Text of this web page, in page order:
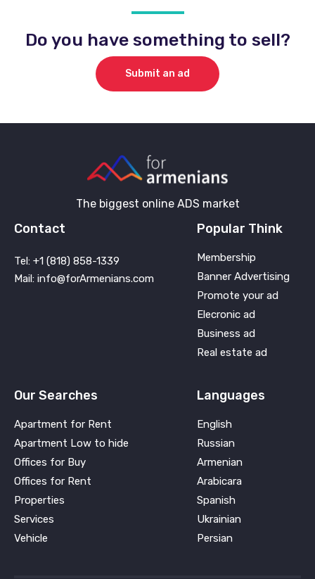
Do you have something to sell?
Submit an ad
The biggest online ADS market
Contact
Tel: +1 (818) 858-1339
Mail: info@forArmenians.com
Popular Think
Membership
Banner Advertising
Promote your ad
Elecronic ad
Business ad
Real estate ad
Our Searches
Apartment for Rent
Apartment Low to hide
Offices for Buy
Offices for Rent
Properties
Services
Vehicle
Languages
English
Russian
Armenian
Arabicara
Spanish
Ukrainian
Persian